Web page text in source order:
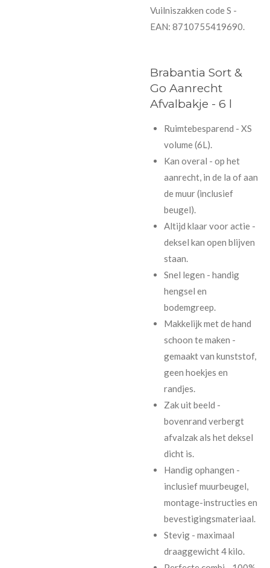
Vuilniszakken code S -
EAN: 8710755419690.
Brabantia Sort &
Go Aanrecht
Afvalbakje - 6 l
Ruimtebesparend - XS
volume (6L).
Kan overal - op het
aanrecht, in de la of aan
de muur (inclusief
beugel).
Altijd klaar voor actie -
deksel kan open blijven
staan.
Snel legen - handig
hengsel en
bodemgreep.
Makkelijk met de hand
schoon te maken -
gemaakt van kunststof,
geen hoekjes en
randjes.
Zak uit beeld -
bovenrand verbergt
afvalzak als het deksel
dicht is.
Handig ophangen -
inclusief muurbeugel,
montage-instructies en
bevestigingsmateriaal.
Stevig - maximaal
draaggewicht 4 kilo.